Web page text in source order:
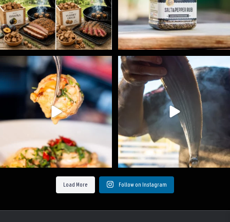
Spoustu podobných triků, které vám usnadní nejenom...
9 0
Ryba na grilu je opravdu rychlá, a stejně tak...
Load More Follow on Instagram